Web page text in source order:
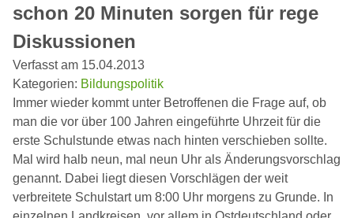
schon 20 Minuten sorgen für rege
Diskussionen
Verfasst am 15.04.2013
Kategorien: Bildungspolitik
Immer wieder kommt unter Betroffenen die Frage auf, ob
man die vor über 100 Jahren eingeführte Uhrzeit für die
erste Schulstunde etwas nach hinten verschieben sollte.
Mal wird halb neun, mal neun Uhr als Änderungsvorschlag
genannt. Dabei liegt diesen Vorschlägen der weit
verbreitete Schulstart um 8:00 Uhr morgens zu Grunde. In